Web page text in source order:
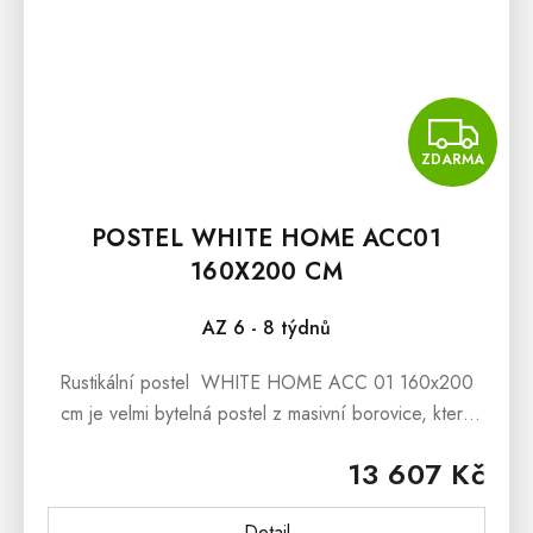
ZDARMA
POSTEL WHITE HOME ACC01
160X200 CM
AZ 6 - 8 týdnů
13 607 Kč
Rustikální postel WHITE HOME ACC 01 160x200
cm je velmi bytelná postel z masivní borovice, která
dětského i studentského...